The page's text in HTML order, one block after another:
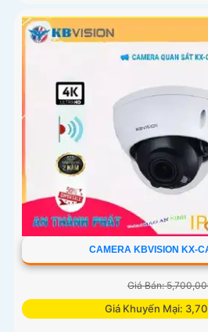
CAMERA KBVISION KX-
Giá Bán:
Giá Khuyến Mại: